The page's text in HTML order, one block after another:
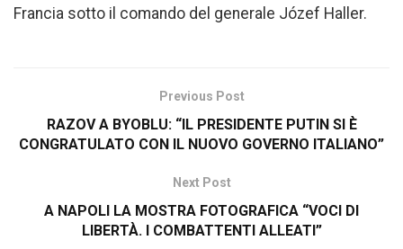
Francia sotto il comando del generale Józef Haller.
Previous Post
RAZOV A BYOBLU: “IL PRESIDENTE PUTIN SI È
CONGRATULATO CON IL NUOVO GOVERNO ITALIANO”
Next Post
A NAPOLI LA MOSTRA FOTOGRAFICA “VOCI DI
LIBERTÀ. I COMBATTENTI ALLEATI”